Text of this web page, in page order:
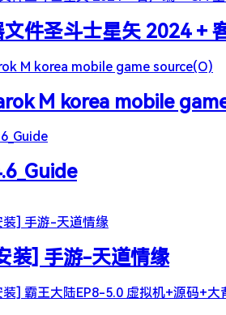
文件圣斗士星矢 2024 +
M korea mobile
装] 手游-天道情缘